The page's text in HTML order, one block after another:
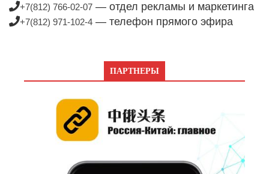
+7(812) 766-02-07 — отдел рекламы и маркетинга
+7(812) 971-102-4 — телефон прямого эфира
ПАРТНЕРЫ